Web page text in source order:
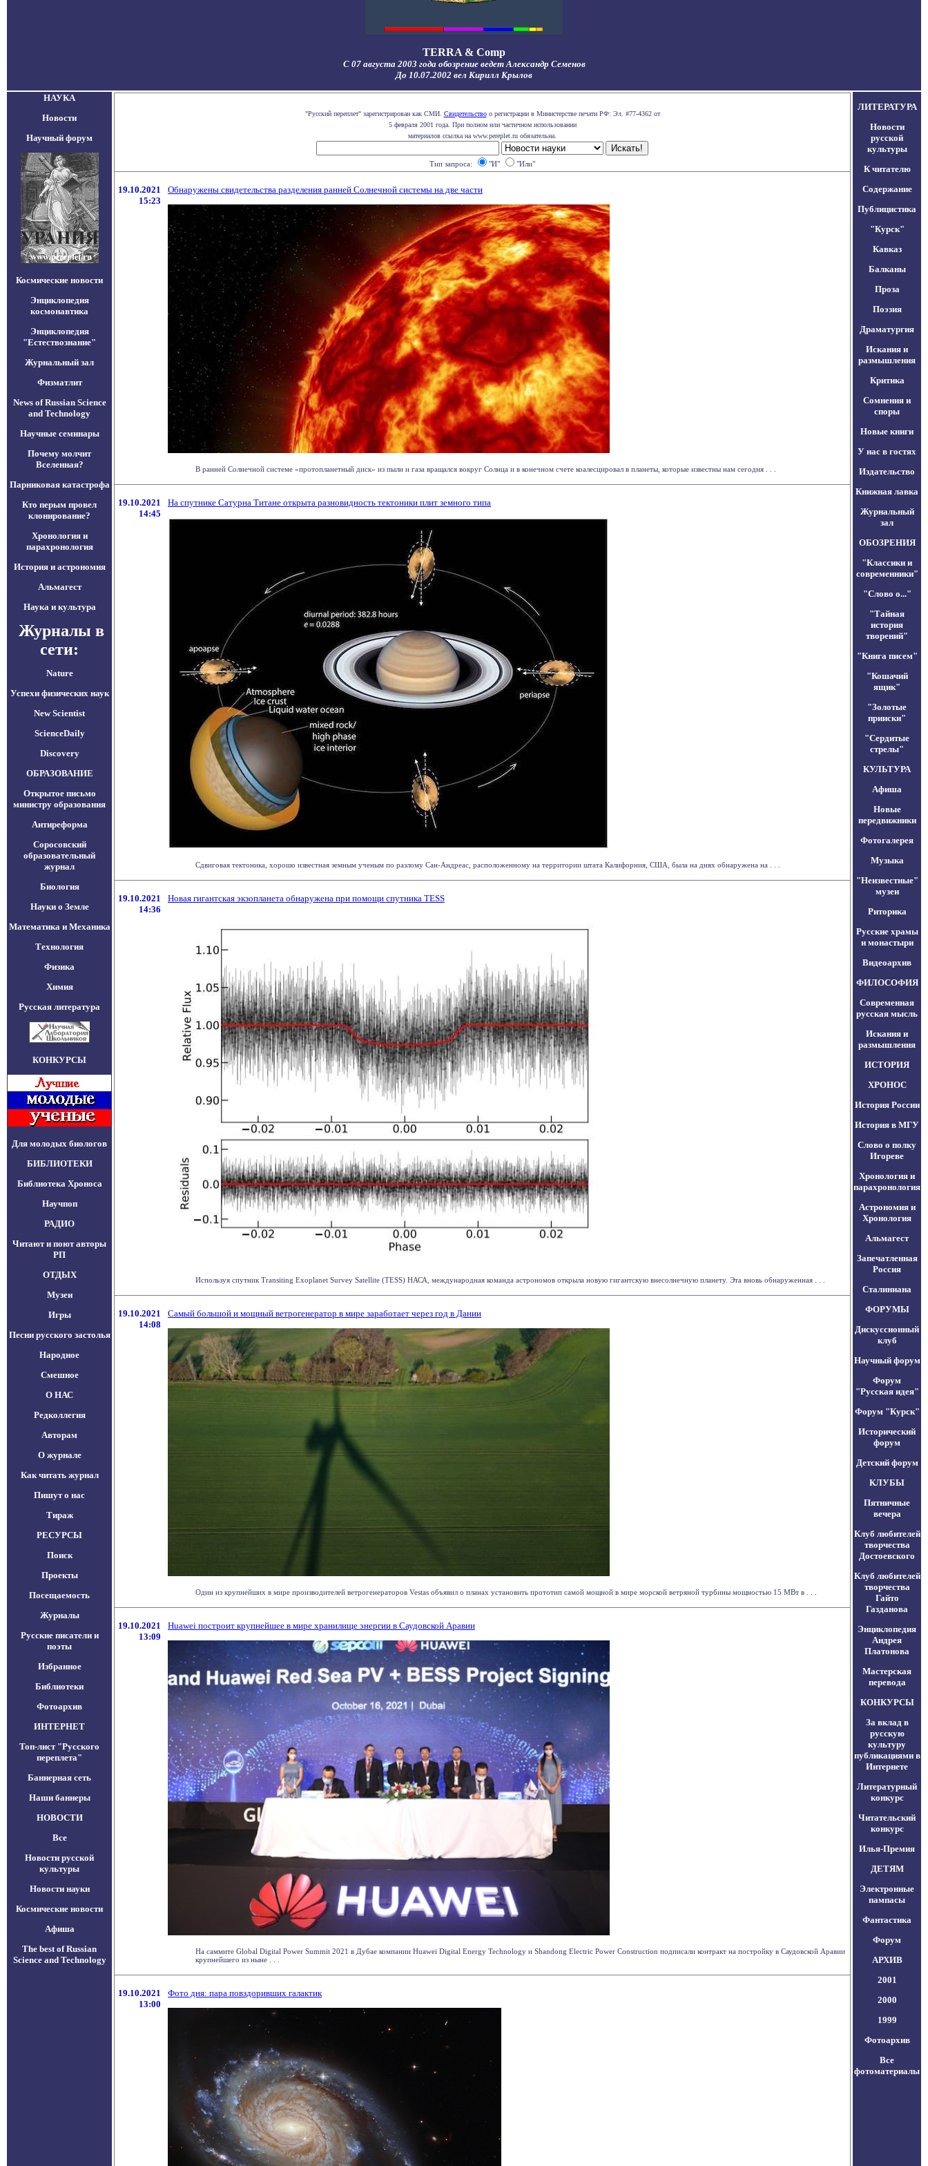
TERRA & Comp
С 07 августа 2003 года обозрение ведет Александр Семенов
До 10.07.2002 вел Кирилл Крылов
НАУКА
Новости
Научный форум
Космические новости
Энциклопедия
космонавтика
Энциклопедия
"Естествознание"
Журнальный зал
Физматлит
News of Russian Science
and Technology
Научные семинары
Почему молчит
Вселенная?
Парниковая катастрофа
Кто перым провел
клонирование?
Хронология и
парахронология
История и астрономия
Альмагест
Наука и культура
Журналы в
сети:
Nature
Успехи физических наук
New Scientist
ScienceDaily
Discovery
ОБРАЗОВАНИЕ
Открытое письмо
министру образования
Антиреформа
Соросовский
образовательный
журнал
Биология
Науки о Земле
Математика и Механика
Технология
Физика
Химия
Русская литература
КОНКУРСЫ
Для молодых биологов
БИБЛИОТЕКИ
Библиотека Хроноса
Научпоп
РАДИО
Читают и поют авторы
РП
ОТДЫХ
Музеи
Игры
Песни русского застолья
Народное
Смешное
О НАС
Редколлегия
Авторам
О журнале
Как читать журнал
Пишут о нас
Тираж
РЕСУРСЫ
Поиск
Проекты
Посещаемость
Журналы
Русские писатели и
поэты
Избранное
Библиотеки
Фотоархив
ИНТЕРНЕТ
Топ-лист "Русского
переплета"
Баннерная сеть
Наши баннеры
НОВОСТИ
Все
Новости русской
культуры
Новости науки
Космические новости
Афиша
The best of Russian
Science and Technology
"Русский переплет" зарегистрирован как СМИ. Свидетельствоо регистрации в Министерстве печати РФ: Эл. #77-4362 от
5 февраля 2001 года. При полном или частичном использовании
материалов ссылка на www.pereplet.ru обязательна.
Тип запроса: "И" "Или"
19.10.2021
15:23
Обнаружены свидетельства разделения ранней Солнечной системы на две части
В ранней Солнечной системе «протопланетный диск» из пыли и газа вращался вокруг Солнца и в конечном счете коалесцировал в планеты, которые известны нам сегодня . . .
19.10.2021
14:45
На спутнике Сатурна Титане открыта разновидность тектоники плит земного типа
Сдвиговая тектоника, хорошо известная земным ученым по разлому Сан-Андреас, расположенному на территории штата Калифорния, США, была на днях обнаружена на . . .
19.10.2021
14:36
Новая гигантская экзопланета обнаружена при помощи спутника TESS
Используя спутник Transiting Exoplanet Survey Satellite (TESS) НАСА, международная команда астрономов открыла новую гигантскую внесолнечную планету. Эта вновь обнаруженная . . .
19.10.2021
14:08
Самый большой и мощный ветрогенератор в мире заработает через год в Дании
Один из крупнейших в мире производителей ветрогенераторов Vestas объявил о планах установить прототип самой мощной в мире морской ветряной турбины мощностью 15 МВт в . . .
19.10.2021
13:09
Huawei построит крупнейшее в мире хранилище энергии в Саудовской Аравии
На саммите Global Digital Power Summit 2021 в Дубае компании Huawei Digital Energy Technology и Shandong Electric Power Construction подписали контракт на постройку в Саудовской Аравии
крупнейшего из ныне . . .
19.10.2021
13:00
Фото дня: пара повздоривших галактик
ЛИТЕРАТУРА
Новости
русской
культуры
К читателю
Содержание
Публицистика
"Курск"
Кавказ
Балканы
Проза
Поэзия
Драматургия
Искания и
размышления
Критика
Сомнения и
споры
Новые книги
У нас в гостях
Издательство
Книжная лавка
Журнальный
зал
ОБОЗРЕНИЯ
"Классики и
современники"
"Слово о..."
"Тайная
история
творений"
"Книга писем"
"Кошачий
ящик"
"Золотые
прииски"
"Сердитые
стрелы"
КУЛЬТУРА
Афиша
Новые
передвижники
Фотогалерея
Музыка
"Неизвестные"
музеи
Риторика
Русские храмы
и монастыри
Видеоархив
ФИЛОСОФИЯ
Современная
русская мысль
Искания и
размышления
ИСТОРИЯ
ХРОНОС
История России
История в МГУ
Слово о полку
Игореве
Хронология и
парахронология
Астрономия и
Хронология
Альмагест
Запечатленная
Россия
Сталиниана
ФОРУМЫ
Дискуссионный
клуб
Научный форум
Форум
"Русская идея"
Форум "Курск"
Исторический
форум
Детский форум
КЛУБЫ
Пятничные
вечера
Клуб любителей
творчества
Достоевского
Клуб любителей
творчества
Гайто
Газданова
Энциклопедия
Андрея
Платонова
Мастерская
перевода
КОНКУРСЫ
За вклад в
русскую
культуру
публикациями в
Интернете
Литературный
конкурс
Читательский
конкурс
Илья-Премия
ДЕТЯМ
Электронные
пампасы
Фантастика
Форум
АРХИВ
2001
2000
1999
Фотоархив
Все
фотоматериалы